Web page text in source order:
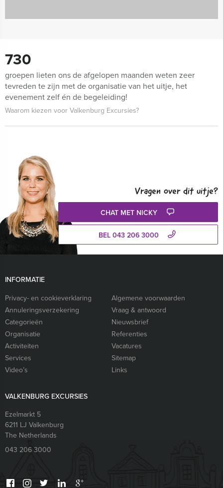
730
groepen lieten ons de afgelopen maanden weten zeer
tevreden te zijn met de organisatie van het uitje, het
evenement zelf én de begeleiding!
Waarom kiezen voor Valkenburg Excursies?
Vragen over dit uitje?
CHAT MET NICKY
BEL 043 206 3000
INFORMATIE
Privacy- en cookieverklaring
Algemene voorwaarden
Annuleringsverzekering
Vraag & antwoord
Categorieën
Nieuwsbrief
Organisatie
Referenties
Activiteiten
Vacatures
Services
Sitemap
Video’s
Links
VALKENBURG EXCURSIES
Ezelmarkt 5
6211 LJ Valkenburg
The Netherlands
043 206 3000